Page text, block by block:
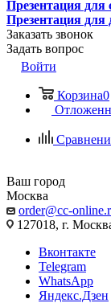
Презентация для
Презентация для
Заказать звонок
Задать вопрос
Войти
Корзина0
Ваш город
Москва
order@cc-
127018, г.
Вконтакте
Telegram
WhatsApp
Яндекс.Дзен